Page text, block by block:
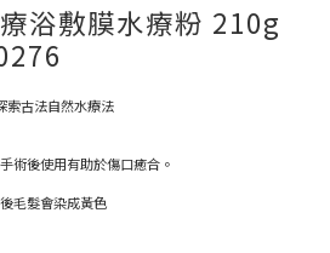
浴敷膜水療粉 210g
索古法自然水療法
術後使用有助於傷口癒合。
毛髮會染成黃色